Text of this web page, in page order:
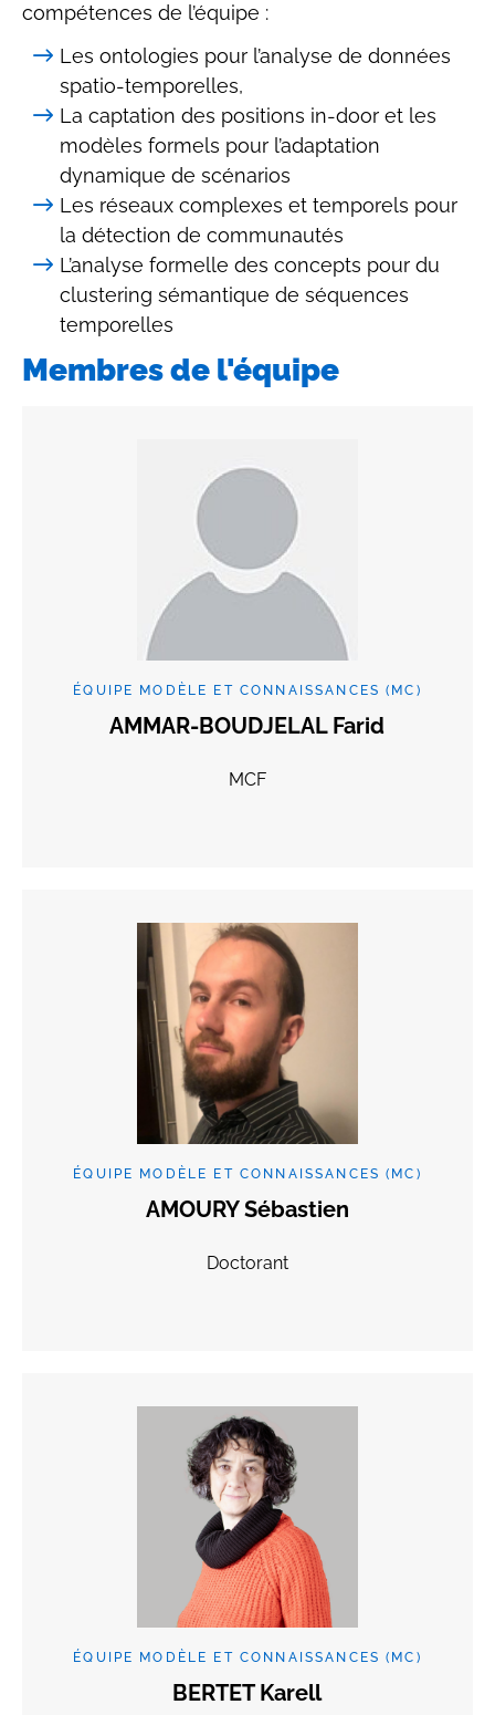
compétences de l’équipe :
Les ontologies pour l’analyse de données
spatio-temporelles,
La captation des positions in-door et les
modèles formels pour l’adaptation
dynamique de scénarios
Les réseaux complexes et temporels pour
la détection de communautés
L’analyse formelle des concepts pour du
clustering sémantique de séquences
temporelles
Membres de l'équipe
ÉQUIPE MODÈLE ET CONNAISSANCES (MC)
AMMAR-BOUDJELAL Farid
MCF
ÉQUIPE MODÈLE ET CONNAISSANCES (MC)
AMOURY Sébastien
Doctorant
ÉQUIPE MODÈLE ET CONNAISSANCES (MC)
BERTET Karell